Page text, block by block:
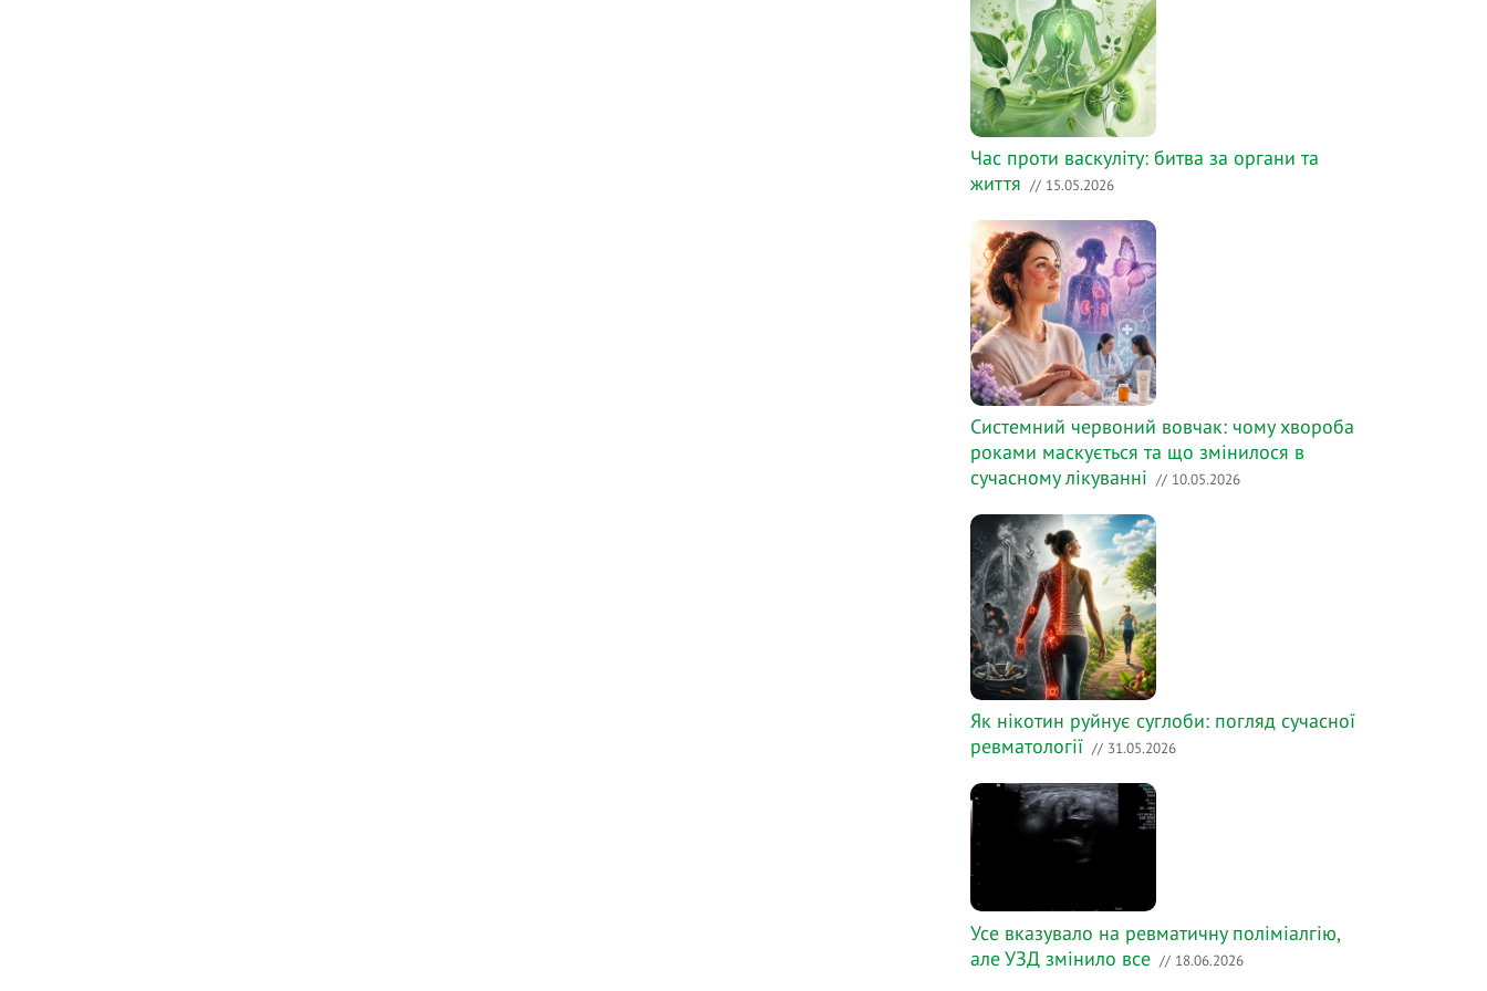
Час проти васкуліту: битва за органи та
життя // 15.05.2026
Системний червоний вовчак: чому хвороба
роками маскується та що змінилося в
сучасному лікуванні // 10.05.2026
Як нікотин руйнує суглоби: погляд сучасної
ревматології // 31.05.2026
Усе вказувало на ревматичну поліміалгію,
але УЗД змінило все // 18.06.2026